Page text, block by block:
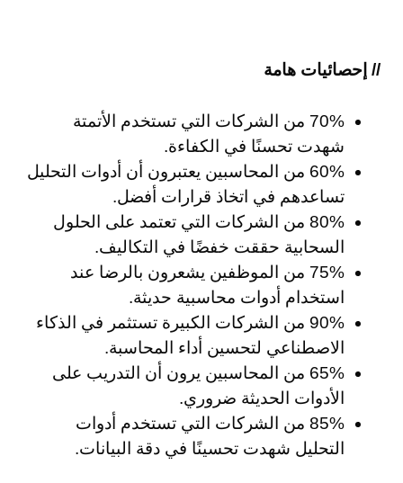
// إحصائيات هامة
70% من الشركات التي تستخدم الأتمتة
شهدت تحسنًا في الكفاءة.
60% من المحاسبين يعتبرون أن أدوات التحليل
تساعدهم في اتخاذ قرارات أفضل.
80% من الشركات التي تعتمد على الحلول
السحابية حققت خفضًا في التكاليف.
75% من الموظفين يشعرون بالرضا عند
استخدام أدوات محاسبية حديثة.
90% من الشركات الكبيرة تستثمر في الذكاء
الاصطناعي لتحسين أداء المحاسبة.
65% من المحاسبين يرون أن التدريب على
الأدوات الحديثة ضروري.
85% من الشركات التي تستخدم أدوات
التحليل شهدت تحسينًا في دقة البيانات.